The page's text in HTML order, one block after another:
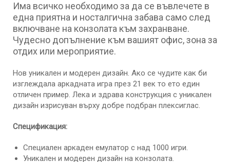
Има всичко необходимо за да се въвлечете в
една приятна и носталгична забава само след
включване на конзолата към захранване.
Чудесно допълнение към вашият офис, зона за
отдих или мероприятие.
Нов уникален и модерен дизайн. Ако се чудите как би
изглеждала аркадната игра през 21 век то ето един
отличен пример. Лека и здрава конструкция с уникален
дизайн изрисуван върху добре подбран плексиглас.
Спецификация:
Специален аркаден емулатор с над 1000 игри.
Уникален и модерен дизайн на конзолата.